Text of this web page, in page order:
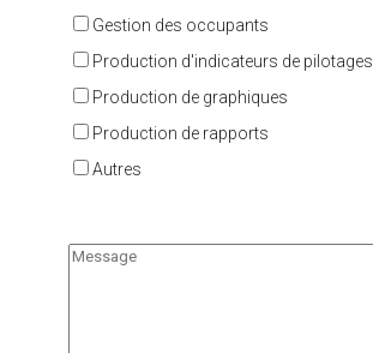
Gestion des occupants
Production d'indicateurs de pilotages
Production de graphiques
Production de rapports
Autres